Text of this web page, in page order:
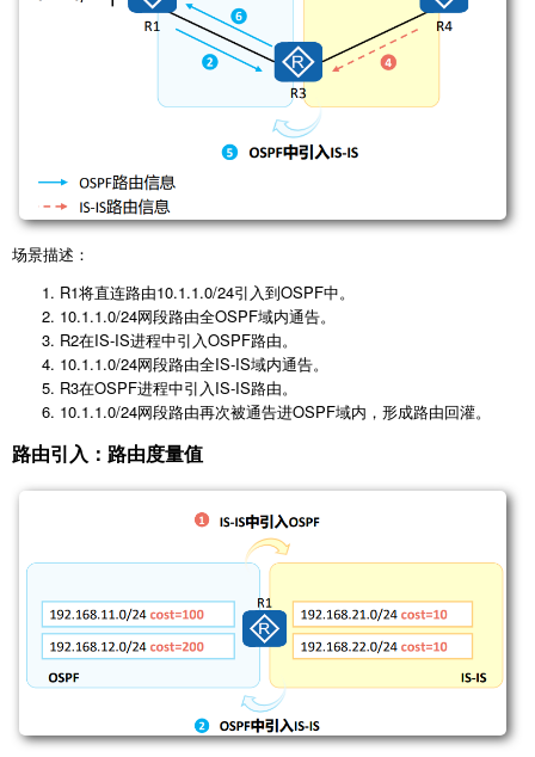
场景描述：
R1将直连路由10.1.1.0/24引入到OSPF中。
10.1.1.0/24网段路由全OSPF域内通告。
R2在IS-IS进程中引入OSPF路由。
10.1.1.0/24网段路由全IS-IS域内通告。
R3在OSPF进程中引入IS-IS路由。
10.1.1.0/24网段路由再次被通告进OSPF域内，形成路由回灌。
路由引入：路由度量值